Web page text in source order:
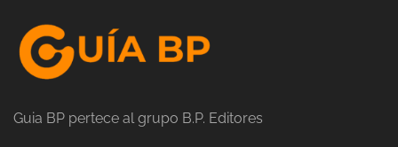
Guia BP pertece al grupo B.P. Editores